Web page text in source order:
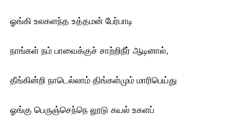
ஓங்கி உலகளந்த உத்தமன் பேர்பாடி
நாங்கள் நம் பாவைக்குச் சாற்றிநீர் ஆடினால்,
தீங்கின்றி நாடெல்லாம் திங்கள்மும் மாரிபெய்து
ஓங்கு பெருஞ்செந்நெ லூடு கயல் உகளப்